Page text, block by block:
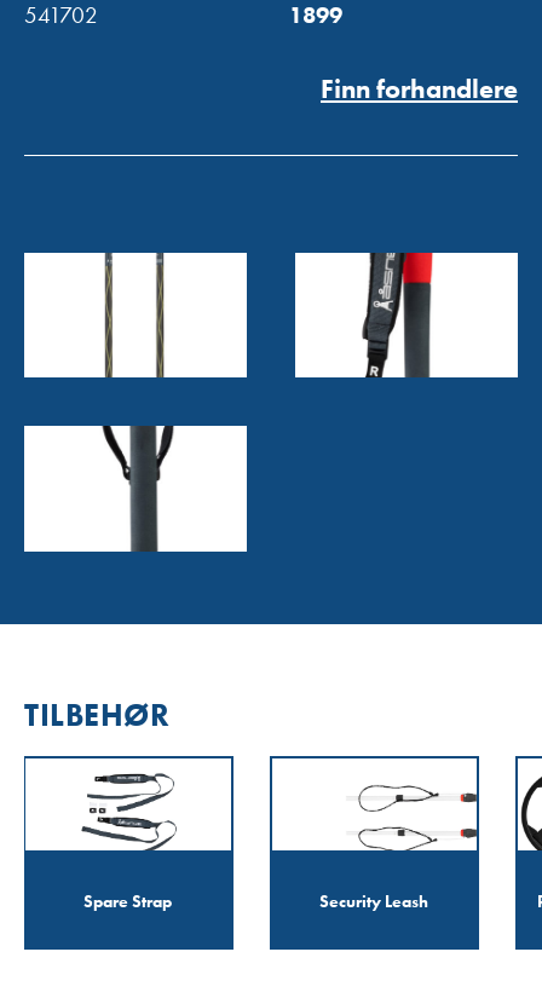
541702
1899
Finn forhandlere
TILBEHØR
Spare Strap Security Leash